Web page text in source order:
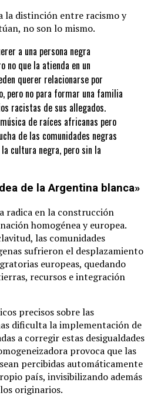
la distinción entre racismo y
no son lo mismo.
a una persona negra
no que la atienda en un
querer relacionarse por
pero no para formar una familia
racistas de sus allegados.
de raíces africanas pero
de las comunidades negras
cultura negra, pero sin la
de la Argentina blanca»
radica en la construcción
homogénea y europea.
las comunidades
sufrieron el desplazamiento
europeas, quedando
recursos e integración
precisos sobre las
dificulta la implementación de
a corregir estas desigualdades
provoca que las
percibidas automáticamente
país, invisibilizando además
originarios.